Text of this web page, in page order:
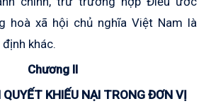
hoà xã hội chủ nghĩa Việt Nam là
khác.
Chương II
QUYẾT KHIẾU NẠI TRONG ĐƠN VỊ